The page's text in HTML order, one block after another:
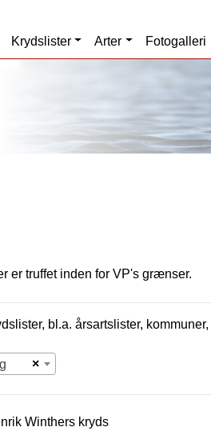
Krydslister Arter Fotogalleri
er truffet inden for VP's grænser.
bl.a. årsartslister, kommuner,
×
Winthers kryds